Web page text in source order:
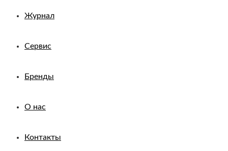
Журнал
Сервис
Бренды
О нас
Контакты